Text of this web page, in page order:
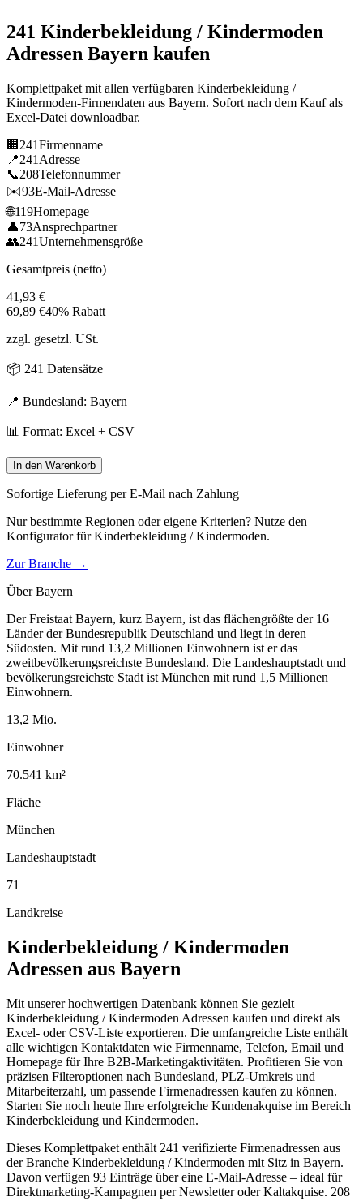
241 Kinderbekleidung / Kindermoden
Adressen Bayern kaufen
Komplettpaket mit allen verfügbaren Kinderbekleidung /
Kindermoden-Firmendaten aus Bayern. Sofort nach dem Kauf als
Excel-Datei downloadbar.
🏢 241Firmenname
📍241 Adresse
📞208Telefonnummer
✉️93E-Mail-Adresse
🌐119Homepage
👤73Ansprechpartner
👥241Unternehmensgröße
Gesamtpreis (netto)
41,93 €
69,89 €40% Rabatt
zzgl. gesetzl. USt.
📦 241 Datensätze
📍 Bundesland: Bayern
📊 Format: Excel + CSV
In den Warenkorb
Sofortige Lieferung per E-Mail nach Zahlung
Nur bestimmte Regionen oder eigene Kriterien? Nutze den
Konfigurator fürKinderbekleidung / Kindermoden.
Zur Branche →
ÜberBayern
Der Freistaat Bayern, kurz Bayern, ist das flächengrößte der 16
Länder der Bundesrepublik Deutschland und liegt in deren
Südosten. Mit rund 13,2 Millionen Einwohnern ist er das
zweitbevölkerungsreichste Bundesland. Die Landeshauptstadt und
bevölkerungsreichste Stadt ist München mit rund 1,5 Millionen
Einwohnern.
13,2 Mio.
Einwohner
70.541 km²
Fläche
München
Landeshauptstadt
71
Landkreise
Kinderbekleidung / Kindermoden
Adressen aus Bayern
Mit unserer hochwertigen Datenbank können Sie gezielt
Kinderbekleidung / Kindermoden Adressen kaufen und direkt als
Excel- oder CSV-Liste exportieren. Die umfangreiche Liste enthält
alle wichtigen Kontaktdaten wie Firmenname, Telefon, Email und
Homepage für Ihre B2B-Marketingaktivitäten. Profitieren Sie von
präzisen Filteroptionen nach Bundesland, PLZ-Umkreis und
Mitarbeiterzahl, um passende Firmenadressen kaufen zu können.
Starten Sie noch heute Ihre erfolgreiche Kundenakquise im Bereich
Kinderbekleidung und Kindermoden.
Dieses Komplettpaket enthält 241 verifizierte Firmenadressen aus
der Branche Kinderbekleidung / Kindermoden mit Sitz in Bayern.
Davon verfügen 93 Einträge über eine E-Mail-Adresse – ideal für
Direktmarketing-Kampagnen per Newsletter oder Kaltakquise. 208